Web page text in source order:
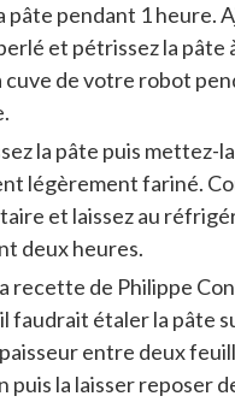
pâte pendant 1 heure.
et pétrissez la pâte
cuve de votre robot
la pâte puis mettez-
légèrement fariné.
et laissez au
deux heures.
recette de Philippe
faudrait étaler la pâte
entre deux
puis la laisser reposer